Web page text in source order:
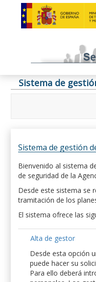
Sistema de
Sistema de gestión
Bienvenido al sistema
de seguridad de la
Desde este sistema se
tramitación de los
El sistema ofrece las
Alta de gestor
Desde esta opción
puede hacer su
Para ello deberá